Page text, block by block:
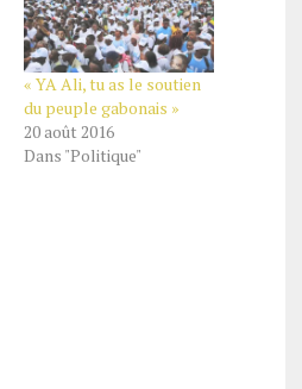
« YA Ali, tu as le soutien
du peuple gabonais »
20 août 2016
Dans "Politique"